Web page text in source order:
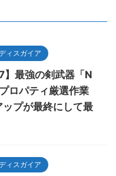
ィスガイア
】最強の剣武器「N
ロパティ厳選作業
プが最終にして最
ィスガイア